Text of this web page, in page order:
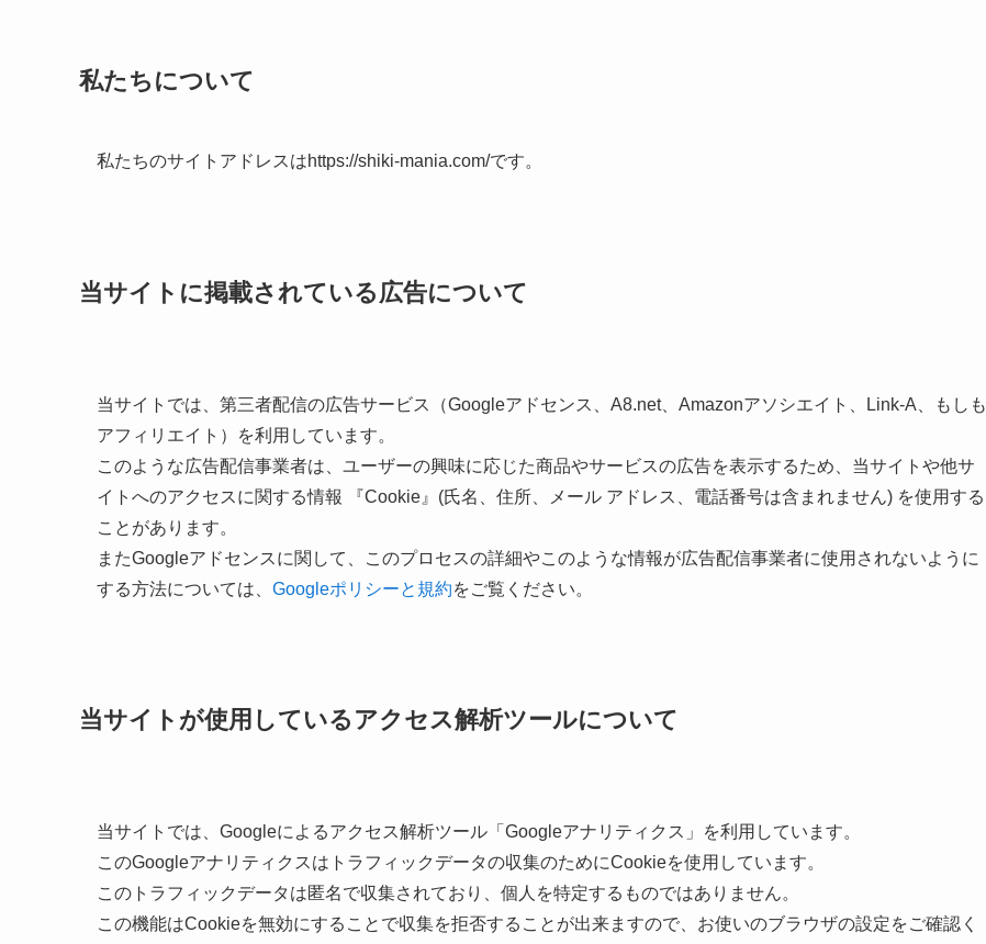
私たちについて
私たちのサイトアドレスはhttps://shiki-mania.com/です。
当サイトに掲載されている広告について
当サイトでは、第三者配信の広告サービス（Googleアドセンス、A8.net、Amazonアソシエイト、Link-A、もしも
アフィリエイト）を利用しています。
このような広告配信事業者は、ユーザーの興味に応じた商品やサービスの広告を表示するため、当サイトや他サ
イトへのアクセスに関する情報 『Cookie』(氏名、住所、メール アドレス、電話番号は含まれません) を使用する
ことがあります。
またGoogleアドセンスに関して、このプロセスの詳細やこのような情報が広告配信事業者に使用されないように
する方法については、 Googleポリシーと規約をご覧ください。
当サイトが使用しているアクセス解析ツールについて
当サイトでは、Googleによるアクセス解析ツール「Googleアナリティクス」を利用しています。
このGoogleアナリティクスはトラフィックデータの収集のためにCookieを使用しています。
このトラフィックデータは匿名で収集されており、個人を特定するものではありません。
この機能はCookieを無効にすることで収集を拒否することが出来ますので、お使いのブラウザの設定をご確認く